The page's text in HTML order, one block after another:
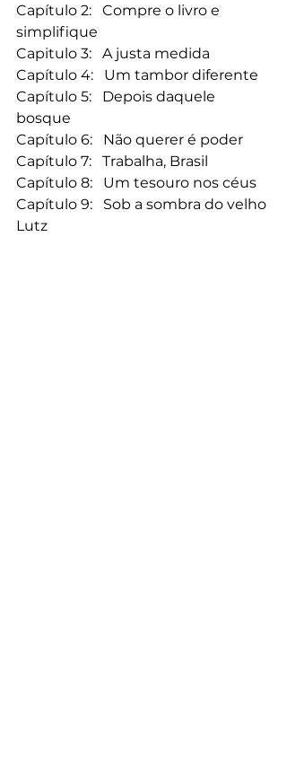
Capítulo 2:   Compre o livro e
simplifique
Capitulo 3:   A justa medida
Capítulo 4:   Um tambor diferente
Capítulo 5:   Depois daquele
bosque
Capítulo 6:   Não querer é poder
Capítulo 7:   Trabalha, Brasil
Capítulo 8:   Um tesouro nos céus
Capítulo 9:   Sob a sombra do velho
Lutz